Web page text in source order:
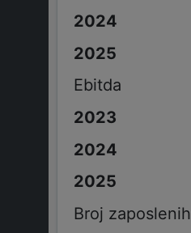
Ebitda
Broj zaposlenih